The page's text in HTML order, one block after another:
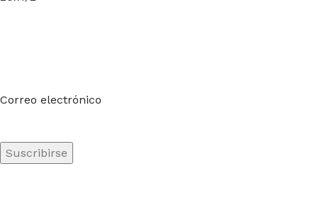
Correo electrónico